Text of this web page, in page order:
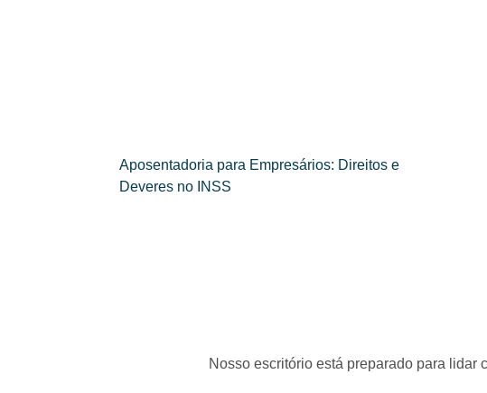
Aposentadoria para Empresários: Direitos e
Deveres no INSS
Nosso escritório está preparado para